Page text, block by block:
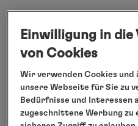
Einwilligung in die
von Cookies
Wir verwenden Cookies und
unsere Webseite für Sie zu
Bedürfnisse und Interessen
zugeschnittene Werbung zu